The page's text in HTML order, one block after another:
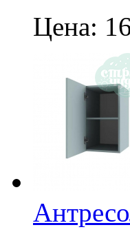
Цена: